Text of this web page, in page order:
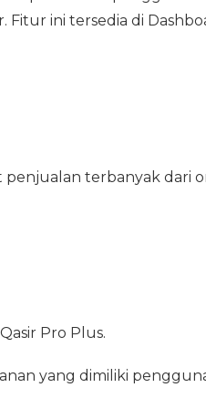
Fitur ini tersedia di
penjualan terbanyak dari
Pro Plus.
yang dimiliki